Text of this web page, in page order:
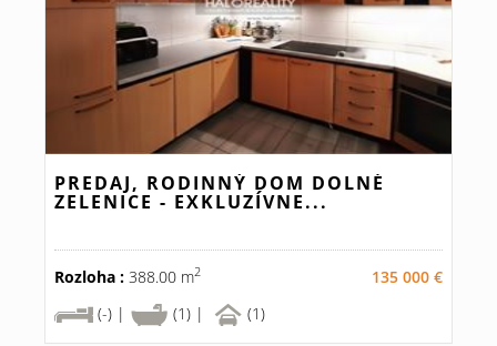
PREDAJ, RODINNÝ DOM DOLNÉ
ZELENICE - EXKLUZÍVNE...
Rozloha : 388.00 m2
135 000 €
(-) |
(1) | (1)